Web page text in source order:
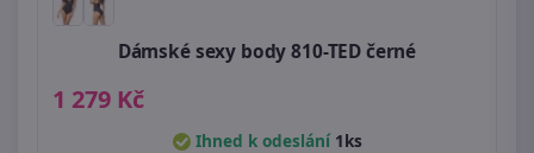
Dámské sexy body 810-TED černé
1 279 Kč
Ihned k odeslání 1ks